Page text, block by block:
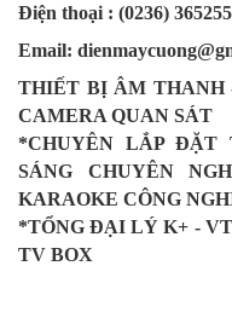
Điện thoại : (0236)
Email:
THIẾT BỊ ÂM THANH
CAMERA QUAN SÁT
*CHUYÊN LẮP
SÁNG CHUYÊN
KARAOKE CÔNG
*TỔNG ĐẠI LÝ K+ -
TV BOX